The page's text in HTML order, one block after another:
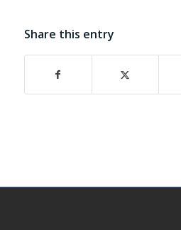
Share this entry